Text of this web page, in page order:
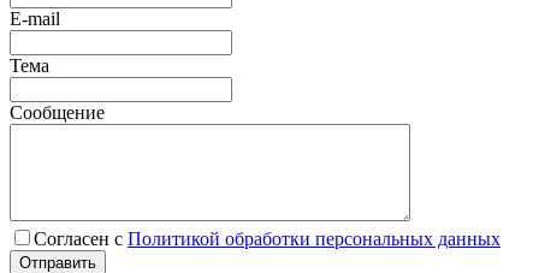
E-mail
Тема
Сообщение
Согласен с Политикой обработки персональных данных
Отправить